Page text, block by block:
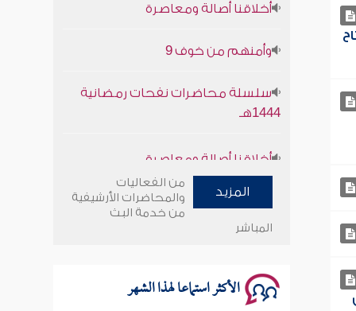
1444هـ
وأمنهم من خوف 9
سلسلة محاضرات نفحات رمضانية
المزيد
من الفعاليات
والمحاضرات الأرشيفية
من خدمة البث
المباشر
الأكثر استماعا لهذا الشهر